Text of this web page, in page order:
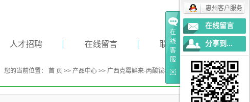
人才招聘 在线留言 联系我们
您的当前位置： 首 页 >> 产品中心 >> 广西克霉鲜来-丙酸铵85（液体剂型）
在
线
客
服
惠州客户服务
在线留言
分享到...